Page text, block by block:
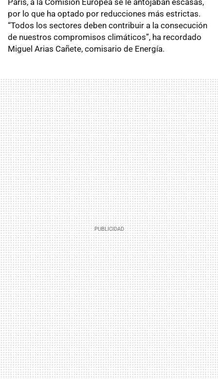
por lo que ha optado por reducciones más estrictas.
“Todos los sectores deben contribuir a la consecución
de nuestros compromisos climáticos”, ha recordado
Miguel Arias Cañete, comisario de Energía.